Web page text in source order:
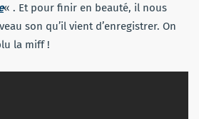
« . Et pour finir en beauté, il nous
son qu’il vient d’enregistrer. On
la miff !